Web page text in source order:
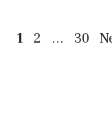
Page
1 Page
2 … Page
30